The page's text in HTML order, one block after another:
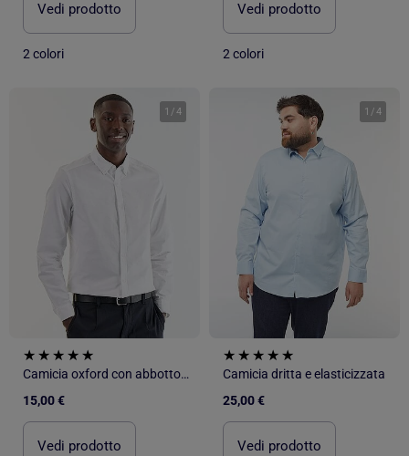
Vedi prodotto
2 colori
Vedi prodotto
2 colori
1 /4
Camicia oxford con abbottonatura
15,00 €
Vedi prodotto
1 /4
Camicia dritta e elasticizzata
25,00 €
Vedi prodotto